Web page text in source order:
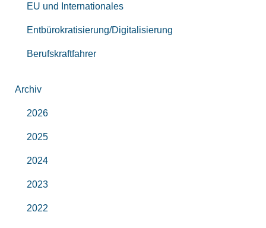
EU und Internationales
Entbürokratisierung/Digitalisierung
Berufskraftfahrer
Archiv
2026
2025
2024
2023
2022